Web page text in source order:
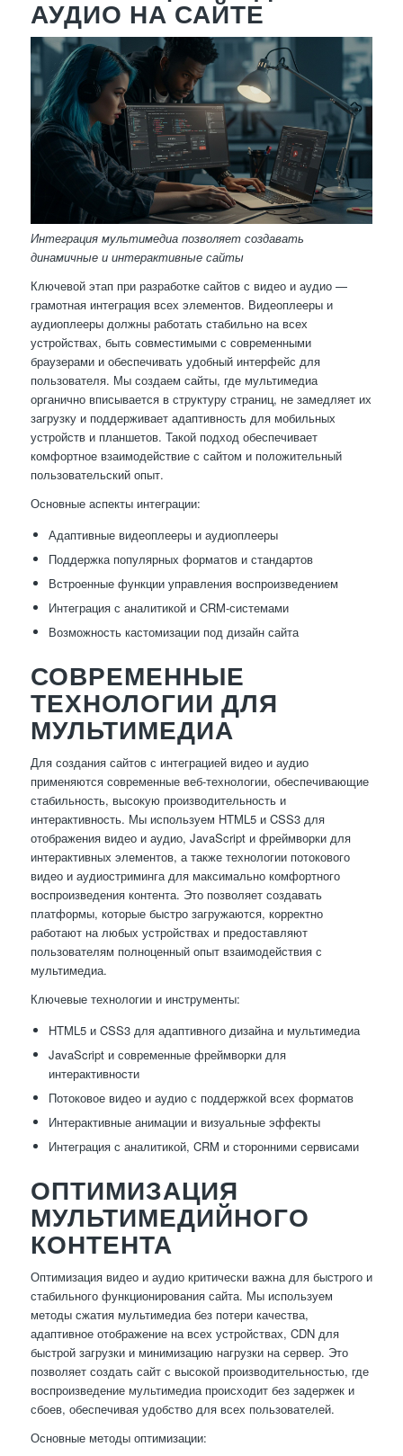
АУДИО НА САЙТЕ
Интеграция мультимедиа позволяет создавать
динамичные и интерактивные сайты
Ключевой этап при разработке сайтов с видео и аудио —
грамотная интеграция всех элементов. Видеоплееры и
аудиоплееры должны работать стабильно на всех
устройствах, быть совместимыми с современными
браузерами и обеспечивать удобный интерфейс для
пользователя. Мы создаем сайты, где мультимедиа
органично вписывается в структуру страниц, не замедляет их
загрузку и поддерживает адаптивность для мобильных
устройств и планшетов. Такой подход обеспечивает
комфортное взаимодействие с сайтом и положительный
пользовательский опыт.
Основные аспекты интеграции:
Адаптивные видеоплееры и аудиоплееры
Поддержка популярных форматов и стандартов
Встроенные функции управления воспроизведением
Интеграция с аналитикой и CRM-системами
Возможность кастомизации под дизайн сайта
СОВРЕМЕННЫЕ
ТЕХНОЛОГИИ ДЛЯ
МУЛЬТИМЕДИА
Для создания сайтов с интеграцией видео и аудио
применяются современные веб-технологии, обеспечивающие
стабильность, высокую производительность и
интерактивность. Мы используем HTML5 и CSS3 для
отображения видео и аудио, JavaScript и фреймворки для
интерактивных элементов, а также технологии потокового
видео и аудиостриминга для максимально комфортного
воспроизведения контента. Это позволяет создавать
платформы, которые быстро загружаются, корректно
работают на любых устройствах и предоставляют
пользователям полноценный опыт взаимодействия с
мультимедиа.
Ключевые технологии и инструменты:
HTML5 и CSS3 для адаптивного дизайна и мультимедиа
JavaScript и современные фреймворки для
интерактивности
Потоковое видео и аудио с поддержкой всех форматов
Интерактивные анимации и визуальные эффекты
Интеграция с аналитикой, CRM и сторонними сервисами
ОПТИМИЗАЦИЯ
МУЛЬТИМЕДИЙНОГО
КОНТЕНТА
Оптимизация видео и аудио критически важна для быстрого и
стабильного функционирования сайта. Мы используем
методы сжатия мультимедиа без потери качества,
адаптивное отображение на всех устройствах, CDN для
быстрой загрузки и минимизацию нагрузки на сервер. Это
позволяет создать сайт с высокой производительностью, где
воспроизведение мультимедиа происходит без задержек и
сбоев, обеспечивая удобство для всех пользователей.
Основные методы оптимизации: